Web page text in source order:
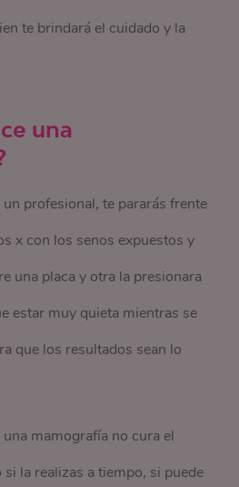
te brindará el cuidado y la
una
profesional, te pararás frente
x con los senos expuestos y
una placa y otra la presionara
estar muy quieta mientras se
que los resultados sean lo
mamografía no cura el
la realizas a tiempo, si puede